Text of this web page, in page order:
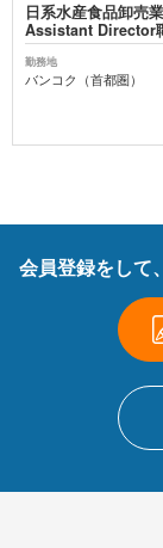
日系水産食品卸売
Assistant Director
勤務地
バンコク（首都圏）
会員登録をして